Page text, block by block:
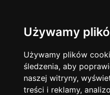
Używamy
Używamy plików
śledzenia, aby
naszej witryny,
treści i reklamy,
Język
Matematyka
Chemia
Język